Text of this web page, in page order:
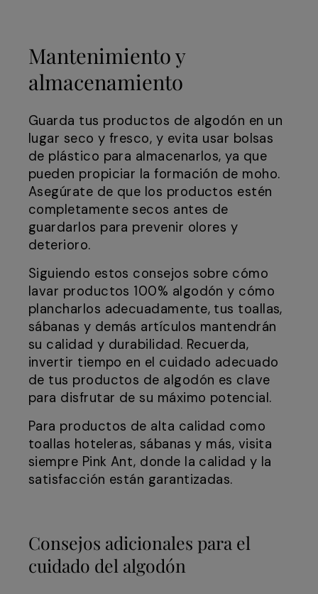
Mantenimiento y
almacenamiento
Guarda tus productos de algodón en un
lugar seco y fresco, y evita usar bolsas
de plástico para almacenarlos, ya que
pueden propiciar la formación de moho.
Asegúrate de que los productos estén
completamente secos antes de
guardarlos para prevenir olores y
deterioro.
Siguiendo estos consejos sobre cómo
lavar productos 100% algodón y cómo
plancharlos adecuadamente, tus toallas,
sábanas y demás artículos mantendrán
su calidad y durabilidad. Recuerda,
invertir tiempo en el cuidado adecuado
de tus productos de algodón es clave
para disfrutar de su máximo potencial.
Para productos de alta calidad como
toallas hoteleras, sábanas y más, visita
siempre Pink Ant, donde la calidad y la
satisfacción están garantizadas.
Consejos adicionales para el
cuidado del algodón